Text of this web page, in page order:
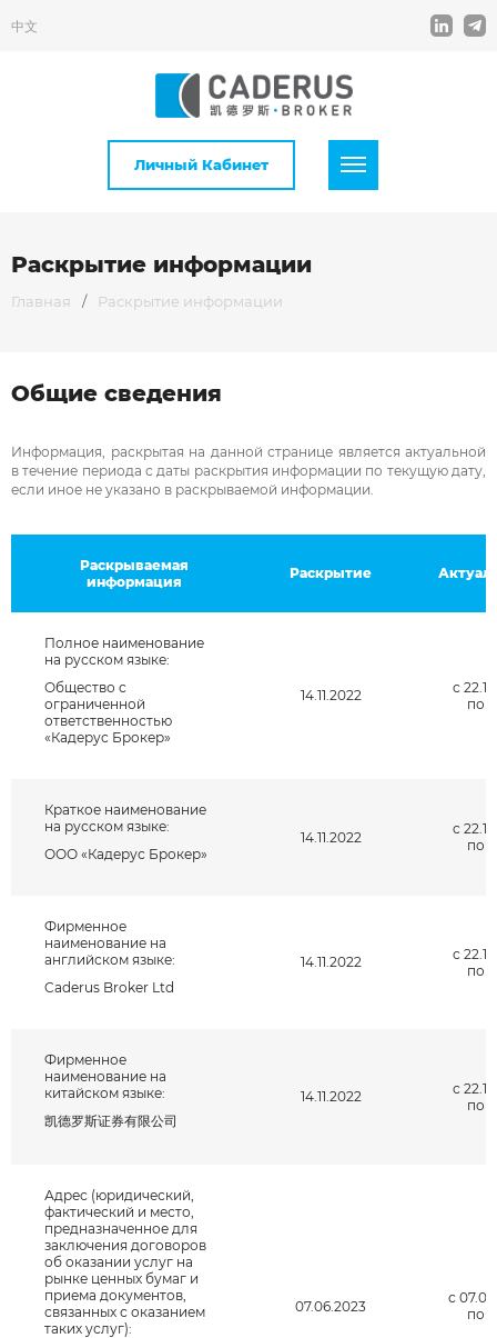
中文
Личный Кабинет
Раскрытие информации
Главная / Раскрытие информации
Общие сведения
Информация, раскрытая на данной странице является актуальной
в течение периода с даты раскрытия информации по текущую дату,
если иное не указано в раскрываемой информации.
Раскрываемая
информация
Раскрытие
Полное наименование
на русском языке:
Общество с
ограниченной
ответственностью
«Кадерус Брокер»
14.11.2022
с
по
Краткое наименование
на русском языке:
ООО «Кадерус Брокер»
14.11.2022
с
по
Фирменное
наименование на
английском языке:
Caderus Broker Ltd
14.11.2022
с
по
Фирменное
наименование на
китайском языке:
凯德罗斯证券有限公司
14.11.2022
с
по
Адрес (юридический,
фактический и место,
предназначенное для
заключения договоров
об оказании услуг на
рынке ценных бумаг и
приема документов,
связанных с оказанием
таких услуг):
07.06.2023
с
по
Введите символы на картинке: *
персональных данных *